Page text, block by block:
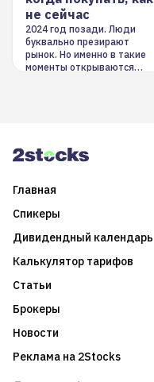
не сейчас
2024 год позади. Люди
буквально презирают
рынок. Но именно в такие
моменты открываются
Главная
Спикеры
Дивидендный календарь
Калькулятор тарифов
Статьи
Брокеры
Новости
Реклама на 2Stocks